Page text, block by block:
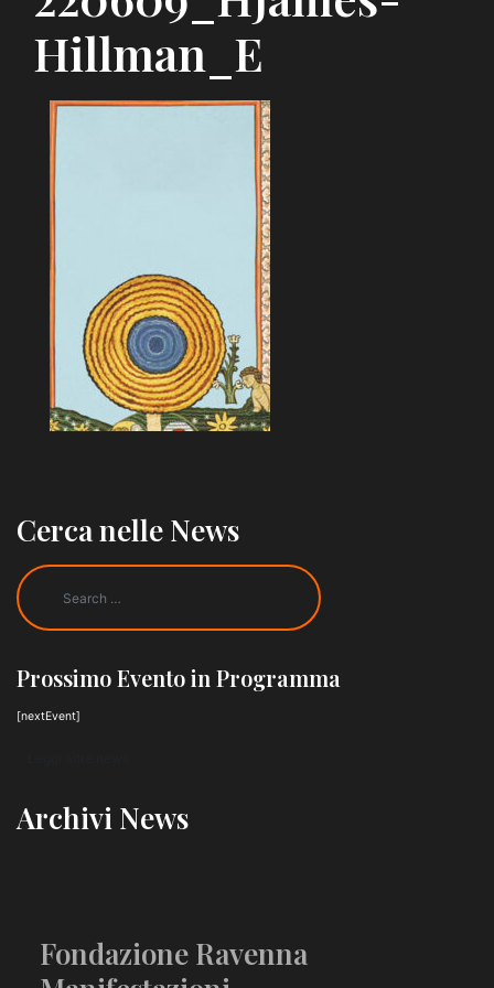
Hillman_E
Cerca nelle News
Prossimo Evento in Programma
[nextEvent]
Archivi News
Fondazione Ravenna